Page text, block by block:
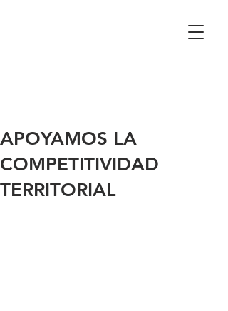
APOYAMOS LA
COMPETITIVIDAD
TERRITORIAL